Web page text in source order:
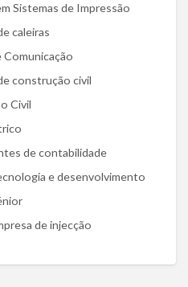
Sistemas de Impressão
caleiras
Comunicação
construção civil
Civil
de contabilidade
e desenvolvimento
de injecção